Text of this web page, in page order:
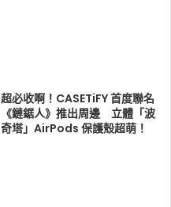
超必收啊！CASETiFY 首度聯名
《鏈鋸人》推出周邊 立體「波
奇塔」AirPods 保護殼超萌！